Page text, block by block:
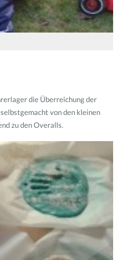
die Überreichung der
von den kleinen
zu den Overalls.